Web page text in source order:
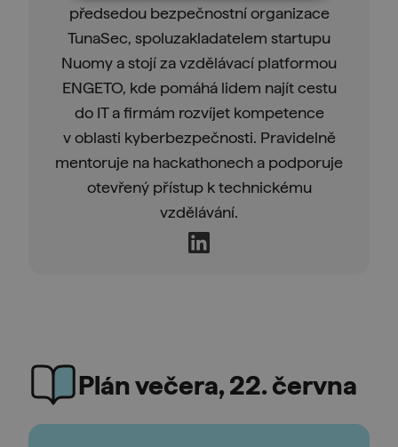
předsedou bezpečnostní organizace
TunaSec, spoluzakladatelem startupu
Nuomy a stojí za vzdělávací platformou
ENGETO, kde pomáhá lidem najít cestu
do IT a firmám rozvíjet kompetence
v oblasti kyberbezpečnosti. Pravidelně
mentoruje na hackathonech a podporuje
otevřený přístup k technickému
vzdělávání.
Plán večera, 22. června